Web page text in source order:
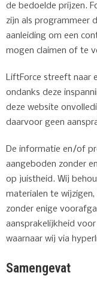
de bedoelde prijzen.
zijn als programmeer
aanleiding om een
mogen claimen of te
LiftForce streeft naar
ondanks deze
deze website
daarvoor geen
De informatie en/of
aangeboden zonder
op juistheid. Wij
materialen te
zonder enige
aansprakelijkheid
waarnaar wij via
Samengevat